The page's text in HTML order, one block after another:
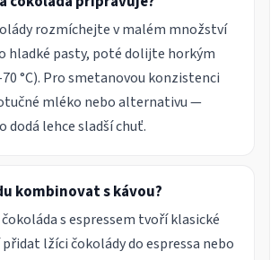
rozmíchejte v malém množství
hladké pasty, poté dolijte horkým
°C). Pro smetanovou konzistenci
mléko nebo alternativu —
dodá lehce sladší chuť.
kombinovat s kávou?
s espressem tvoří klasické
lžíci čokolády do espressa nebo